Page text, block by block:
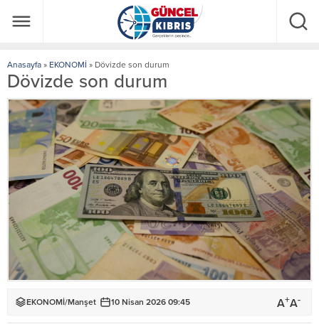
Anasayfa » EKONOMİ » Dövizde son durum
Dövizde son durum
EKONOMİ/Manşet 10 Nisan 2026 09:45 A+A-